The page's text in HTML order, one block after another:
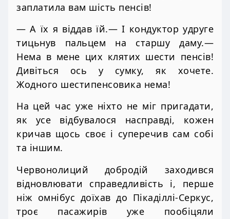
заплатила вам шість пенсів!
— А їх я віддав їй.— І кондуктор удруге
тицьнув пальцем на старшу даму.—
Нема в мене цих клятих шести пенсів!
Дивіться ось у сумку, як хочете.
Жодного шестипенсовика нема!
На цей час уже ніхто не міг пригадати,
як усе відбувалося насправді, кожен
кричав щось своє і суперечив сам собі
та іншим.
Червонолиций добродій заходився
відновлювати справедливість і, перше
ніж омнібус доїхав до Пікаділлі-Серкус,
троє пасажирів уже пообіцяли